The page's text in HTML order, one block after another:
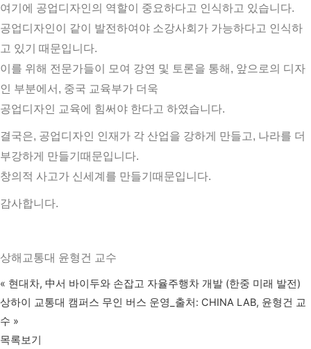
여기에 공업디자인의 역할이 중요하다고 인식하고 있습니다.
공업디자인이 같이 발전하여야 소강사회가 가능하다고 인식하
고 있기 때문입니다.
이를 위해 전문가들이 모여 강연 및 토론을 통해, 앞으로의 디자
인 부분에서, 중국 교육부가 더욱
공업디자인 교육에 힘써야 한다고 하였습니다.
결국은, 공업디자인 인재가 각 산업을 강하게 만들고, 나라를 더
부강하게 만들기때문입니다.
창의적 사고가 신세계를 만들기때문입니다.
감사합니다.
상해교통대 윤형건 교수
« 현대차, 中서 바이두와 손잡고 자율주행차 개발 (한중 미래 발전)
상하이 교통대 캠퍼스 무인 버스 운영_출처: CHINA LAB, 윤형건 교
수 »
목록보기